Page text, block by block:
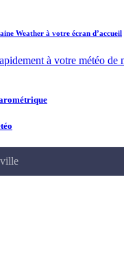
Weather à votre écran d’accueil
à votre météo de